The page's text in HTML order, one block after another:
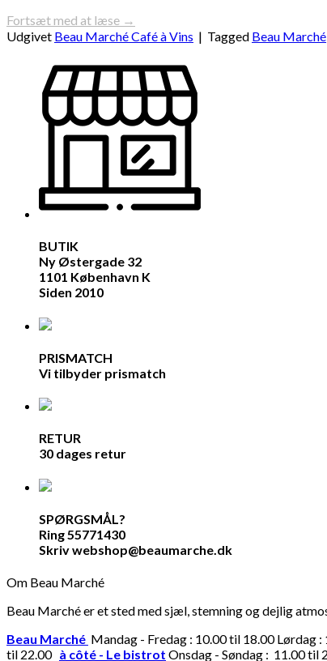
Fortsæt med at læse →
Udgivet Beau Marché Café à Vins | Tagged Beau Marché
BUTIK
Ny Østergade 32
1101 København K
Siden 2010
PRISMATCH
Vi tilbyder prismatch
RETUR
30 dages retur
SPØRGSMÅL?
Ring 55771430
Skriv webshop@beaumarche.dk
Om Beau Marché
Beau Marché er et sted med sjæl, stemning og dejlig
Beau Marché Mandag - Fredag : 10.00 til 18.00 Lørdag
til 22.00 à côté - Le bistrot Onsdag - Søndag : 11.00 til